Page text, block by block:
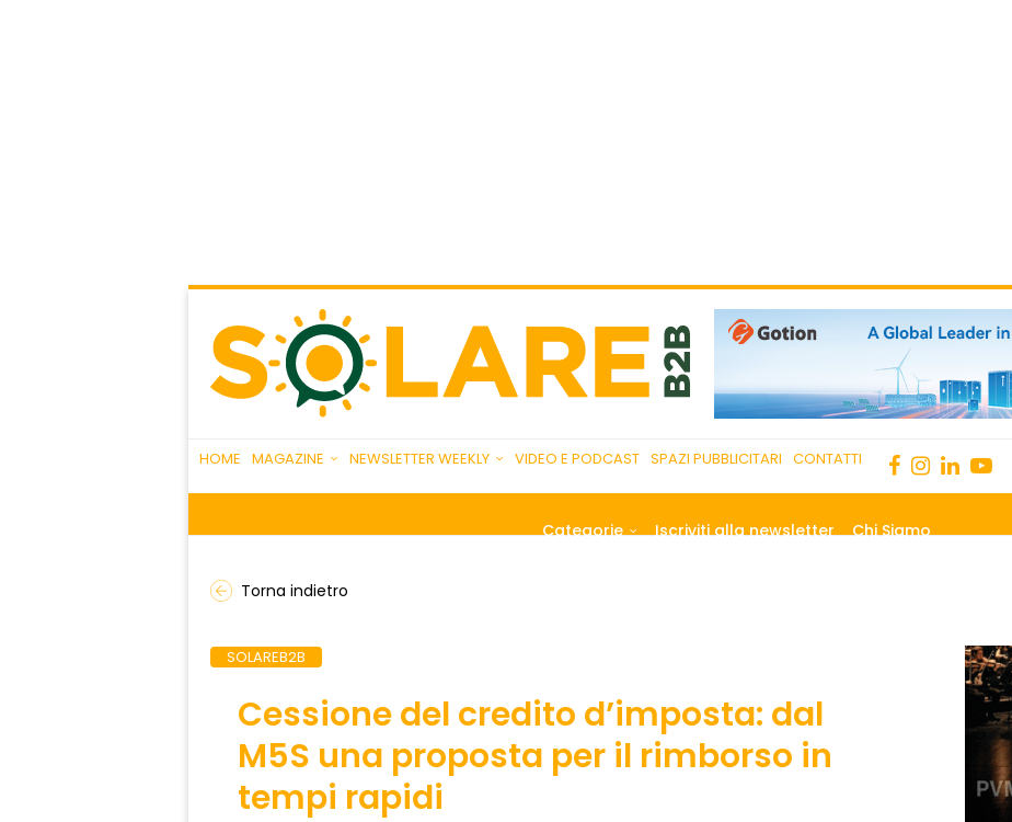
HOME MAGAZINE NEWSLETTER WEEKLY VIDEO E PODCAST SPAZI PUBBLICITARI CONTATTI
Categorie Iscriviti alla newsletter Chi Siamo
Torna indietro
SOLAREB2B
Cessione del credito d’imposta: dal
M5S una proposta per il rimborso in
tempi rapidi